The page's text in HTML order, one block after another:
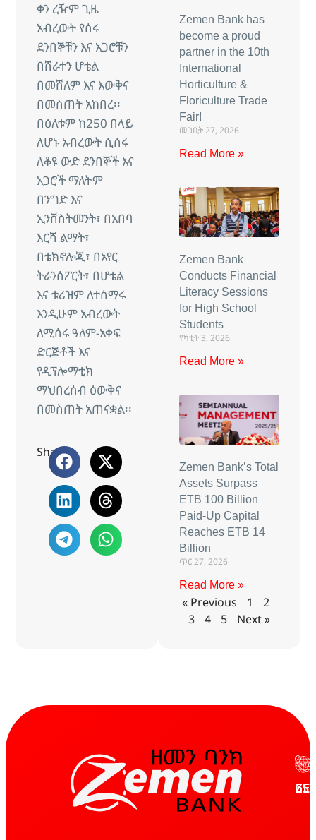
ቀን ረዥም ጊዜ
አብረውት የሰሩ
ደንበኞቹን እና አጋሮቹን
በሸራተን ሆቴል
በመሸለም እና እውቅና
በመስጠት አከበረ፡፡
በዕለቱም ከ250 በላይ
ለሆኑ አብረውት ሲሰሩ
ለቆዩ ውድ ደንበኞች እና
አጋሮች ማለትም
በንግድ እና
ኢንቨስትመንት፣ በአበባ
እርሻ ልማት፣
በቴክኖሎጂ፣ በአየር
ትራንሰፖርት፣ በሆቴል
እና ቱሪዝም ለተሰማሩ
እንዲሁም አብረውት
ለሚሰሩ ዓለም-አቀፍ
ድርጅቶች እና
የዲፕሎማቲክ
ማህበረሰብ ዕውቅና
በመስጠት አጠናቋል፡፡
Share
Zemen Bank has
become a proud
partner in the 10th
International
Horticulture &
Floriculture Trade
Fair!
መጋቢት 27, 2026
Read More »
Zemen Bank
Conducts Financial
Literacy Sessions
for High School
Students
የካቲት 3, 2026
Read More »
Zemen Bank’s Total
Assets Surpass
ETB 100 Billion
Paid-Up Capital
Reaches ETB 14
Billion
ጥር 27, 2026
Read More »
« Previous 1
2
3
4 5 Next »